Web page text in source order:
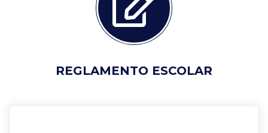
REGLAMENTO ESCOLAR